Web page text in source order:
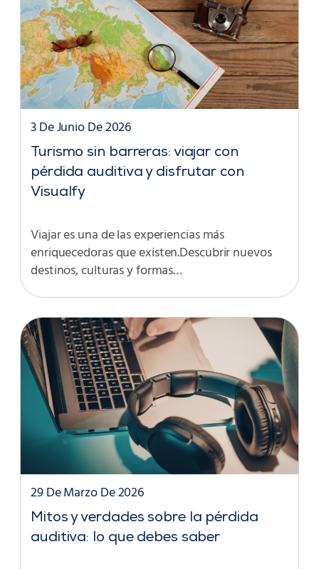
Turismo sin barreras: viajar con
pérdida auditiva y disfrutar con
Visualfy
3 De Junio De 2026
Viajar es una de las experiencias más
enriquecedoras que existen.Descubrir nuevos
destinos, culturas y formas…
Mitos y verdades sobre la pérdida
auditiva: lo que debes saber
29 De Marzo De 2026